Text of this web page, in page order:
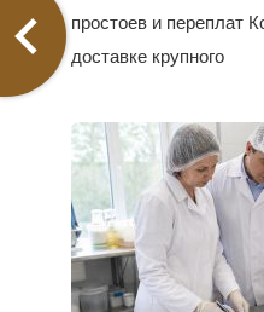
простоев и переплат
доставке крупного